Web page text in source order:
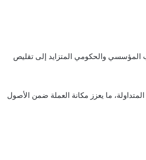
21 مليون عملة فقط. كما أدى الطلب المؤسسي والحكومي المتزايد إلى تقليص
ما يعزز مكانة العملة ضمن الأصول